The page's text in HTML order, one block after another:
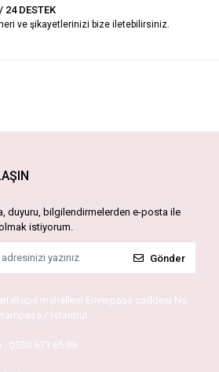
24 DESTEK
ve şikayetlerinizi bize iletebilirsiniz.
duyuru, bilgilendirmelerden e-posta ile
istiyorum.
Gönder
mahallesi Enverpaşa caddesi No
/ İstanbul
0530 671 65 99